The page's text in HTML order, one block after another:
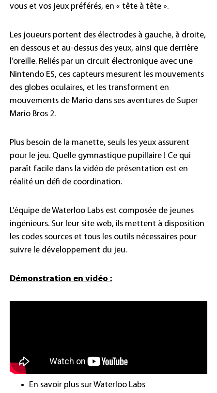
vous et vos jeux préférés, en « tête à tête ».
Les joueurs portent des électrodes à gauche, à droite,
en dessous et au-dessus des yeux, ainsi que derrière
l’oreille. Reliés par un circuit électronique avec une
Nintendo ES, ces capteurs mesurent les mouvements
des globes oculaires, et les transforment en
mouvements de Mario dans ses aventures de Super
Mario Bros 2.
Plus besoin de la manette, seuls les yeux assurent
pour le jeu. Quelle gymnastique pupillaire ! Ce qui
paraît facile dans la vidéo de présentation est en
réalité un défi de coordination.
L’équipe de Waterloo Labs est composée de jeunes
ingénieurs. Sur leur site web, ils mettent à disposition
les codes sources et tous les outils nécessaires pour
suivre le développement du jeu.
Démonstration en vidéo :
En savoir plus sur Waterloo Labs